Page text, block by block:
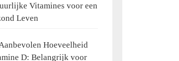
Vitamines voor een
Leven
Hoeveelheid
D: Belangrijk voor